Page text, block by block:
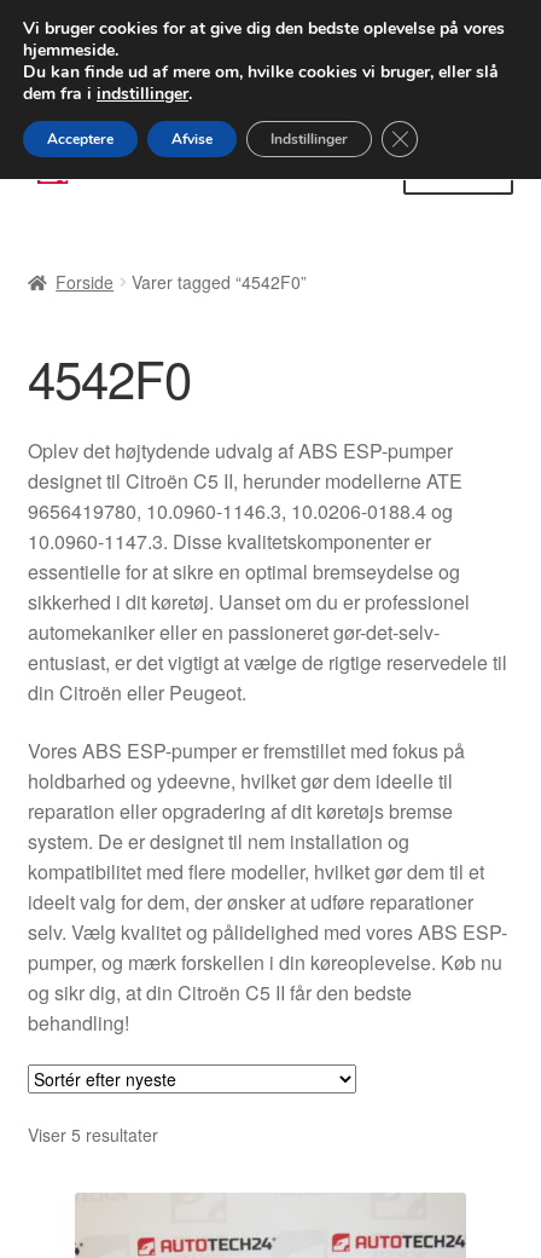
LEVERING fra 55 kr.
FEDEX verdensomspændende forsendelse
80 82 72 02
Spring
til
Spring
til
Betalinger
Kasse
Klageprocedure
Kontakte
Kurv
Levering
Min Konto
Om os
Privatlivspolitik
Vilkår og betingelser
Forside Varer tagged “4542F0”
4542F0
Oplev det højtydende udvalg af ABS ESP-pumper
designet til Citroën C5 II, herunder modellerne ATE
9656419780, 10.0960-1146.3, 10.0206-0188.4 og
10.0960-1147.3. Disse kvalitetskomponenter er
essentielle for at sikre en optimal bremseydelse og
sikkerhed i dit køretøj. Uanset om du er professionel
automekaniker eller en passioneret gør-det-selv-
entusiast, er det vigtigt at vælge de rigtige reservedele til
din Citroën eller Peugeot.
Vores ABS ESP-pumper er fremstillet med fokus på
holdbarhed og ydeevne, hvilket gør dem ideelle til
reparation eller opgradering af dit køretøjs bremse
system. De er designet til nem installation og
kompatibilitet med flere modeller, hvilket gør dem til et
ideelt valg for dem, der ønsker at udføre reparationer
selv. Vælg kvalitet og pålidelighed med vores ABS ESP-
pumper, og mærk forskellen i din køreoplevelse. Køb nu
og sikr dig, at din Citroën C5 II får den bedste
behandling!
Viser 5 resultaterSorteret
Vi bruger cookies for at give dig den bedste oplevelse på vores
hjemmeside.
Du kan finde ud af mere om, hvilke cookies vi bruger, eller slå
dem fra i indstillinger.
Acceptere Afvise Indstillinger Close GDPR